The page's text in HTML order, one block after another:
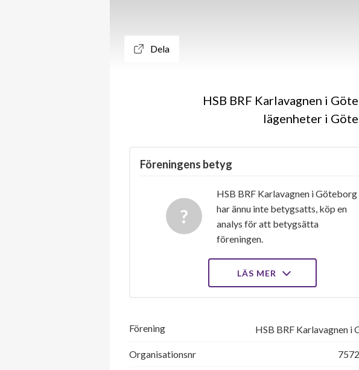
Dela
HSB BRF Karlavagnen i
lägenheter i
Föreningens betyg
HSB BRF Karlavagnen i Göteborg
har ännu inte betygsatts, köp en
analys för att betygsätta
föreningen.
LÄS MER
Förening HSB BRF Karlavagnen i
Organisationsnr